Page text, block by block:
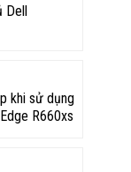
Dell
khi sử dụng
R660xs